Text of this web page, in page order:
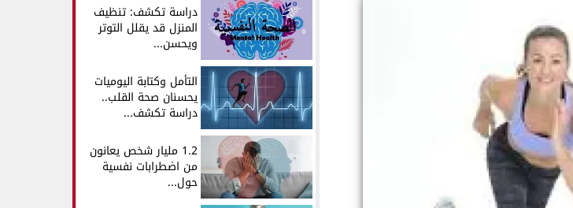
دراسة تكشف: تنظيف
المنزل قد يقلل التوتر
ويحسن...
التأمل وكتابة اليوميات
يحسنان صحة القلب..
دراسة تكشف...
1.2 مليار شخص يعانون
من اضطرابات نفسية
حول...